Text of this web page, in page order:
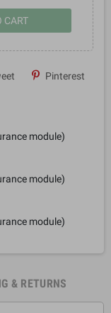
CART
Pinterest
module)
module)
module)
& RETURNS